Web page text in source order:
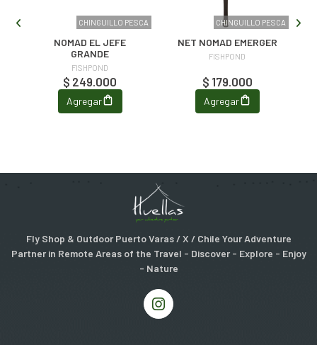
CHINGUILLO PESCA
NOMAD EL JEFE
GRANDE
FISHPOND
$ 249.000
Agregar
CHINGUILLO PESCA
NET NOMAD EMERGER
FISHPOND
$ 179.000
Agregar
Fly Shop & Outdoor Puerto Varas / X / Chile Your Adventure
Partner in Remote Areas of the Travel - Discover - Explore - Enjoy
- Nature